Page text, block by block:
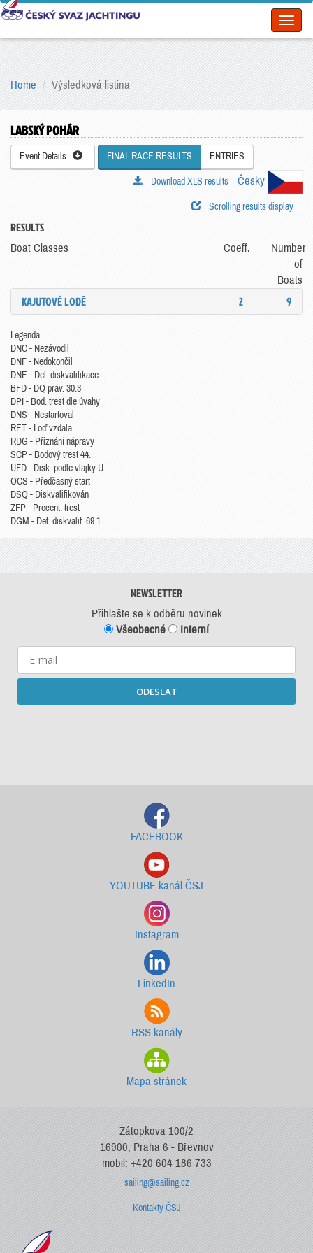
Home Výsledková listina
LABSKÝ POHÁR
Event Details FINAL RACE RESULTS ENTRIES
Česky
Download XLS results
Scrolling results display
RESULTS
Boat Classes Coeff.
Number
of
Boats
KAJUTOVÉ LODĚ 2 9
Legenda
DNC - Nezávodil
DNF - Nedokončil
DNE - Def. diskvalifikace
BFD - DQ prav. 30.3
DPI - Bod. trest dle úvahy
DNS - Nestartoval
RET - Loď vzdala
RDG - Přiznání nápravy
SCP - Bodový trest 44.
UFD - Disk. podle vlajky U
OCS - Předčasný start
DSQ - Diskvalifikován
ZFP - Procent. trest
DGM - Def. diskvalif. 69.1
NEWSLETTER
Přihlašte se k odběru novinek
Všeobecné
Interní
ODESLAT
FACEBOOK
YOUTUBE kanál ČSJ
Instagram
LinkedIn
RSS kanály
Mapa stránek
Zátopkova 100/2
16900, Praha 6 - Břevnov
mobil: +420 604 186 733
sailing@sailing.cz
Kontakty ČSJ